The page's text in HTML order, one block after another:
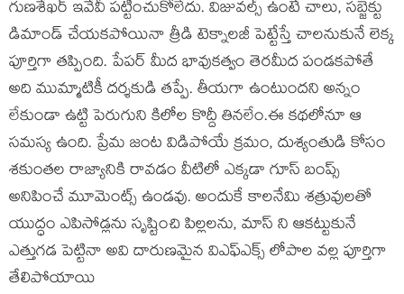
గుణశేఖర్ ఇవేవీ పట్టించుకోలేదు. విజువల్స్ ఉంటే చాలు, సబ్జెక్టు
డిమాండ్ చేయకపోయినా త్రీడి టెక్నాలజీ పెట్టేస్తే చాలనుకునే లెక్క
పూర్తిగా తప్పింది. పేపర్ మీద భావుకత్వం తెరమీద పండకపోతే
అది ముమ్మాటికీ దర్శకుడి తప్పే. తీయగా ఉంటుందని అన్నం
లేకుండా ఉట్టి పెరుగుని కిలోల కొద్దీ తినలేం.ఈ కథలోనూ ఆ
సమస్య ఉంది. ప్రేమ జంట విడిపోయే క్రమం, దుశ్యంతుడి కోసం
శకుంతల రాజ్యానికి రావడం వీటిలో ఎక్కడా గూస్ బంప్స్
అనిపించే మూమెంట్స్ ఉండవు. అందుకే కాలనేమి శత్రువులతో
యుద్ధం ఎపిసోడ్లను సృష్టించి పిల్లలను, మాస్ ని ఆకట్టుకునే
ఎత్తుగడ పెట్టినా అవి దారుణమైన విఎఫ్ఎక్స్ లోపాల వల్ల పూర్తిగా
తేలిపోయాయి